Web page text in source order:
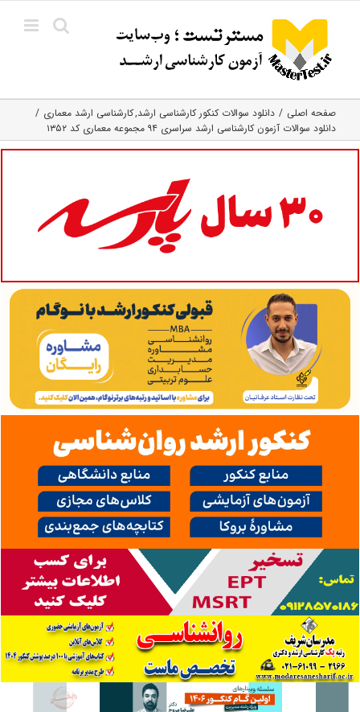
content
صفحه اصلی دانلود سوالات کنکور کارشناسی ارشد کارشناسی ارشد معماری
دانلود سوالات آزمون کارشناسی ارشد سراسری ۹۴ مجموعه معماری کد ۱۳۵۲